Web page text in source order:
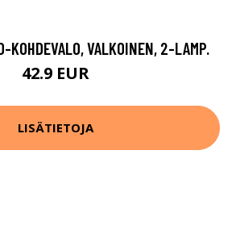
KOHDEVALO, VALKOINEN, 2-LAMP.
42.9 EUR
LISÄTIETOJA